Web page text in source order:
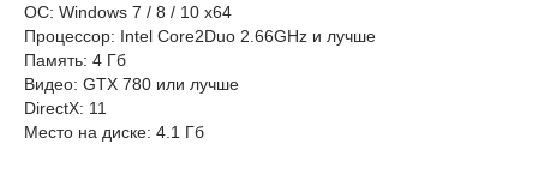
ОС: Windows 7 / 8 / 10 x64
Процессор: Intel Core2Duo 2.66GHz и лучше
Память: 4 Гб
Видео: GTX 780 или лучше
DirectX: 11
Место на диске: 4.1 Гб